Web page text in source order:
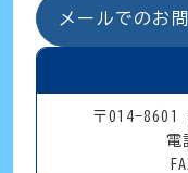
メールでのお
〒014-8601
電